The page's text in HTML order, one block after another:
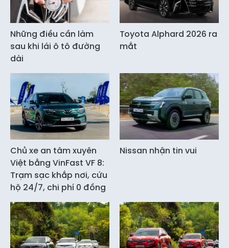
Những điều cần làm
sau khi lái ô tô đường
dài
Toyota Alphard 2026 ra
mắt
Chủ xe an tâm xuyên
Việt bằng VinFast VF 8:
Trạm sạc khắp nơi, cứu
hộ 24/7, chi phí 0 đồng
Nissan nhận tin vui